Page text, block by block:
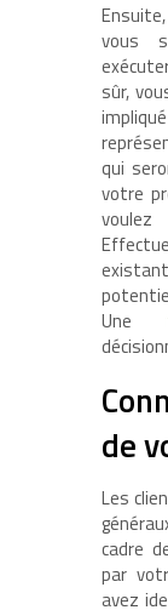
vous
sûr,
qui
votre
Une
de
Les
cadre
par
avez